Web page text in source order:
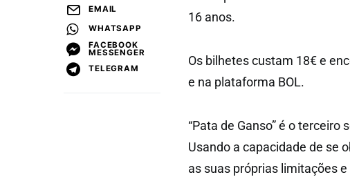
EMAIL
WHATSAPP
FACEBOOK
MESSENGER
TELEGRAM
16 anos.
Os bilhetes custam 18€ e
e na plataforma BOL.
“Pata de Ganso” é o
Usando a capacidade de se
as suas próprias limitações